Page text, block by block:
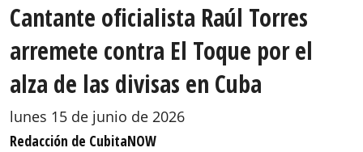
Cantante oficialista Raúl Torres
arremete contra El Toque por el
alza de las divisas en Cuba
lunes 15 de junio de 2026
Redacción de CubitaNOW